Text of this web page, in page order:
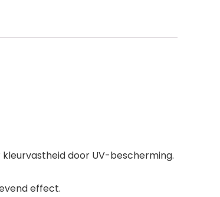
door UV-bescherming.
effect.